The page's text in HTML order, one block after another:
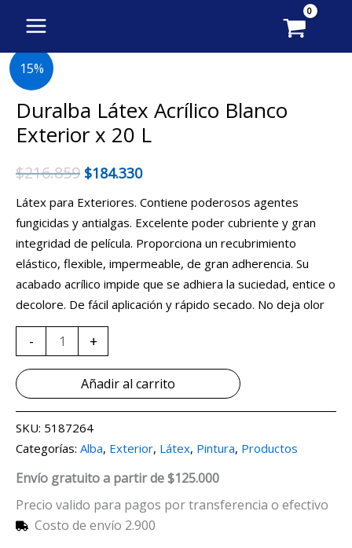
contenido
Duralba Látex Acrílico Blanco
Exterior x 20 L
$216.859 $184.330
Látex para Exteriores. Contiene poderosos agentes
fungicidas y antialgas. Excelente poder cubriente y gran
integridad de película. Proporciona un recubrimiento
elástico, flexible, impermeable, de gran adherencia. Su
acabado acrílico impide que se adhiera la suciedad, entice o
decolore. De fácil aplicación y rápido secado. No deja olor
-
Duralba
Látex
Acrílico
Blanco
Exterior
x
20
L
cantidad
+
Añadir al carrito
SKU: 5187264
Categorías: Alba, Exterior, Látex, Pintura, Productos
Envío gratuito a partir de $125.000
Precio valido para pagos por transferencia o efectivo
Costo de envío 2.900
15%